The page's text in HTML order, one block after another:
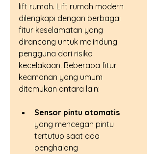
lift rumah. Lift rumah modern
dilengkapi dengan berbagai
fitur keselamatan yang
dirancang untuk melindungi
pengguna dari risiko
kecelakaan. Beberapa fitur
keamanan yang umum
ditemukan antara lain:
Sensor pintu otomatis
yang mencegah pintu
tertutup saat ada
penghalang